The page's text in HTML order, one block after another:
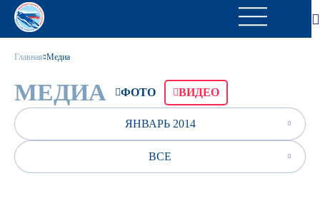
Главная Медиа
МЕДИА ФОТО ВИДЕО
ЯНВАРЬ 2014
ВСЕ